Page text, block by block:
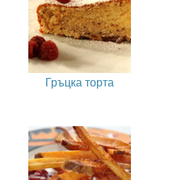
Гръцка торта